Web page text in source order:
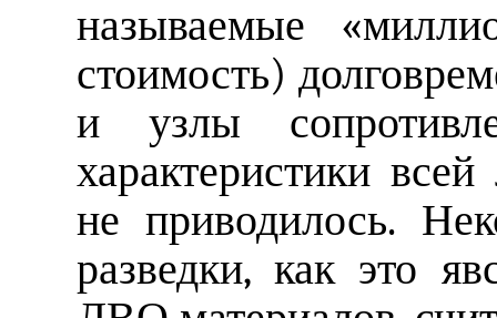
называемые
стоимость)
и узлы
характеристики
не приводилось.
разведки, как это